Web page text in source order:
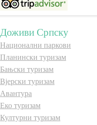
Доживи Српску
Национални паркови
Планински туризам
Бањски туризам
Вјерски туризам
Авантура
Еко туризам
Културни туризам